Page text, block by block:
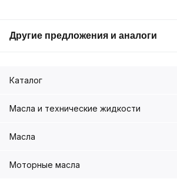
Другие предложения и аналоги
Каталог
Масла и технические жидкости
Масла
Моторные масла